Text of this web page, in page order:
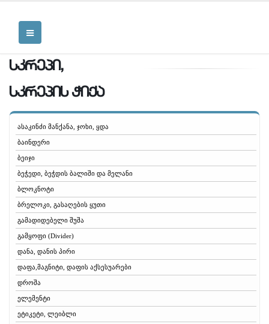
სკრეპი,
სკრეპის ჭიქა
ასაკინძი მანქანა, ჯოხი, ყდა
ბაინდერი
ბეიჯი
ბეჭედი, ბეჭდის ბალიში და მელანი
ბლოკნოტი
ბრელოკი, გასაღების ყუთი
გამადიდებელი შუშა
გამყოფი (Divider)
დანა, დანის პირი
დაფა,მაგნიტი, დაფის აქსესუარები
დროშა
ელემენტი
ეტიკეტი, ლეიბლი